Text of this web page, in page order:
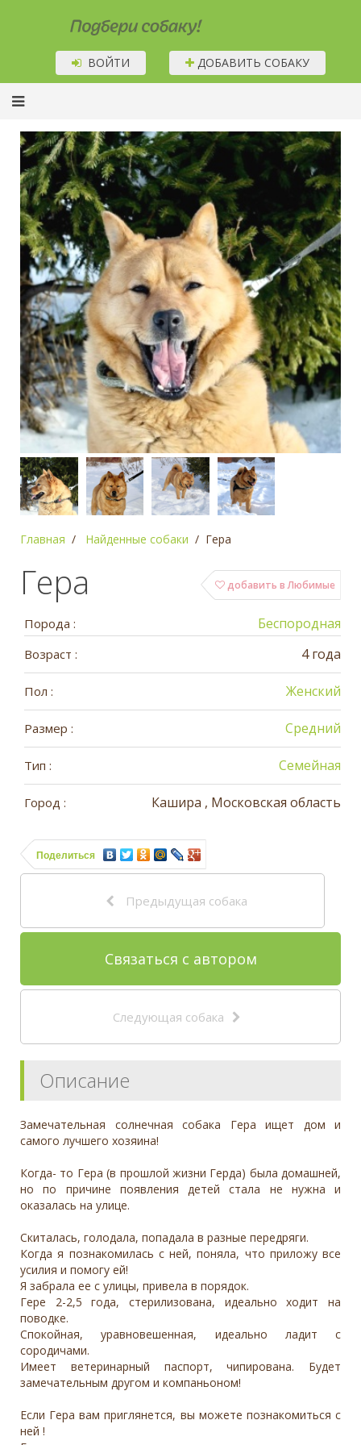
Подбери собаку!
ВОЙТИ ДОБАВИТЬ СОБАКУ
Главная Найденные собаки Гера
добавить в Любимые
Гера
Порода : Беспородная
Возраст : 4 года
Пол : Женский
Размер : Средний
Тип : Семейная
Город : Кашира , Московская область
Поделиться
Предыдущая собака
Связаться с автором
Следующая собака
Описание
Замечательная солнечная собака Гера ищет дом и
самого лучшего хозяина!
Когда- то Гера (в прошлой жизни Герда) была домашней,
но по причине появления детей стала не нужна и
оказалась на улице.
Скиталась, голодала, попадала в разные передряги.
Когда я познакомилась с ней, поняла, что приложу все
усилия и помогу ей!
Я забрала ее с улицы, привела в порядок.
Гере 2-2,5 года, стерилизована, идеально ходит на
поводке.
Спокойная, уравновешенная, идеально ладит с
сородичами.
Имеет ветеринарный паспорт, чипирована. Будет
замечательным другом и компаньоном!
Если Гера вам приглянется, вы можете познакомиться с
ней !